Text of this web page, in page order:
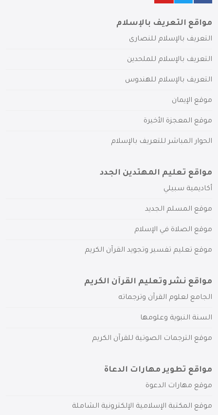
مواقع التعريف بالإسلام
التعريف بالإسلام للنصارى
التعريف بالإسلام للملحدين
التعريف بالإسلام للهندوس
موقع الإيمان
موقع المعجزة الأخيرة
الحوار المباشر للتعريف بالإسلام
مواقع تعليم المهتدين الجدد
أكاديمية سبيلي
موقع المسلم الجديد
موقع الصلاة في الإسلام
موقع تعليم تفسير وتجويد القرآن الكريم
مواقع نشر وتعليم القرآن الكريم
الجامع لعلوم القرآن وترجماته
السنة النبوية وعلومها
موقع الترجمات الصوتية للقرآن الكريم
مواقع تطوير مهارات الدعاة
موقع مهارات الدعوة
موقع المكتبة الإسلامية الإلكترونية الشاملة